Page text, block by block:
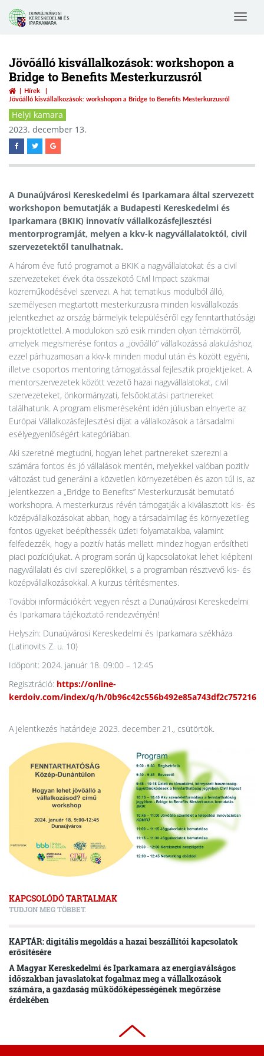
Toggle
Jövőálló kisvállalkozások: workshopon a
Bridge to Benefits Mesterkurzusról
Hírek
Jövőálló kisvállalkozások: workshopon a Bridge to Benefits Mesterkurzusról
Helyi kamara
2023. december 13.
A Dunaújvárosi Kereskedelmi és Iparkamara által szervezett
workshopon bemutatják a Budapesti Kereskedelmi és
Iparkamara (BKIK) innovatív vállalkozásfejlesztési
mentorprogramját, melyen a kkv-k nagyvállalatoktól, civil
szervezetektől tanulhatnak.
A három éve futó programot a BKIK a nagyvállalatokat és a civil
szervezeteket évek óta összekötő Civil Impact szakmai
közreműködésével szervezi. A hat tematikus modulból álló,
személyesen megtartott mesterkurzusra minden kisvállalkozás
jelentkezhet az ország bármelyik településéről egy fenntarthatósági
projektötlettel. A modulokon szó esik minden olyan témakörről,
amelyek megismerése fontos a „jövőálló” vállalkozássá alakuláshoz,
ezzel párhuzamosan a kkv-k minden modul után és között egyéni,
illetve csoportos mentoring támogatással fejlesztik projektjeiket. A
mentorszervezetek között vezető hazai nagyvállalatokat, civil
szervezeteket, önkormányzati, felsőoktatási partnereket
találhatunk. A program elismeréseként idén júliusban elnyerte az
Európai Vállalkozásfejlesztési díjat a vállalkozások a társadalmi
esélyegyenlőségért kategóriában.
Aki szeretné megtudni, hogyan lehet partnereket szerezni a
számára fontos és jó vállalások mentén, melyekkel valóban pozitív
változást tud generálni a közvetlen környezetében és azon túl is, az
jelentkezzen a „Bridge to Benefits” Mesterkurzusát bemutató
workshopra. A mesterkurzus révén támogatják a kiválasztott kis- és
középvállalkozásokat abban, hogy a társadalmilag és környezetileg
fontos ügyeket beépíthessék üzleti folyamataikba, valamint
felfedezzék, hogy a pozitív hatás mellett mindez hogyan erősítheti
piaci pozíciójukat. A program során új kapcsolatokat lehet kiépíteni
nagyvállalati és civil szereplőkkel, s a programban résztvevő kis- és
középvállalkozásokkal. A kurzus térítésmentes.
További információkért vegyen részt a Dunaújvárosi Kereskedelmi
és Iparkamara tájékoztató rendezvényén!
Helyszín: Dunaújvárosi Kereskedelmi és Iparkamara székháza
(Latinovits Z. u. 10)
Időpont: 2024. január 18. 09:00 – 12:45
Regisztráció: https://online-
kerdoiv.com/index/q/h/0b96c42c556b492e85a743df2c757216
A jelentkezés határideje 2023. december 21., csütörtök.
KAPCSOLÓDÓ TARTALMAK
TUDJON MEG TÖBBET.
KAPTÁR: digitális megoldás a hazai beszállítói kapcsolatok
erősítésére
A Magyar Kereskedelmi és Iparkamara az energiaválságos
időszakban javaslatokat fogalmaz meg a vállalkozások
számára, a gazdaság működőképességének megőrzése
érdekében